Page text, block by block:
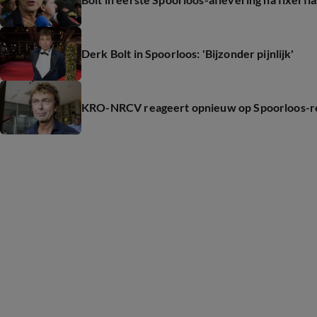
Derk Bolt in Spoorloos: 'Bijzonder pijnlijk'
KRO-NRCV reageert opnieuw op Spoorloos-